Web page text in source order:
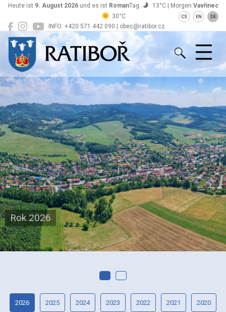
INFO: +420 571 442 090 | obec@ratibor.cz
Heute ist 9. August 2026und es ist RomanTag 13°C | Morgen Vavřinec
30°C
CS EN DE
Ratiboř
Rok 2026
2026 2025 2024 2023 2022 2021 2020